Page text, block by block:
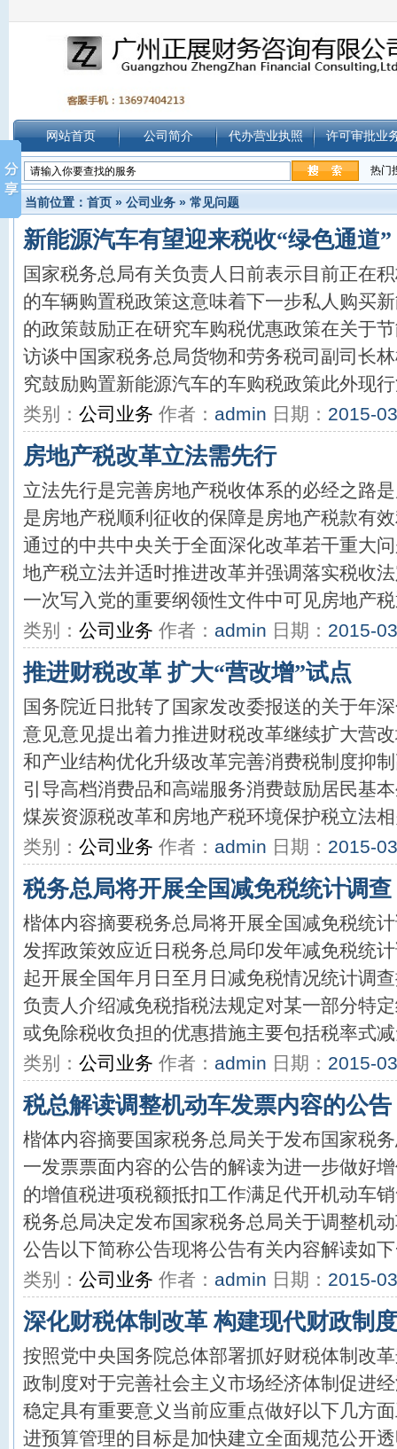
网站首页 公司简介 代办营业执照 许可审批业
热门
当前位置： 首页 » 公司业务 » 常见问题
新能源汽车有望迎来税收“绿色通道”
国家税务总局有关负责人日前表示目前正在
的车辆购置税政策这意味着下一步私人购买
的政策鼓励正在研究车购税优惠政策在关于
访谈中国家税务总局货物和劳务税司副司长
究鼓励购置新能源汽车的车购税政策此外现
类别： 公司业务 作者： admin 日期： 2015-
房地产税改革立法需先行
立法先行是完善房地产税收体系的必经之路
是房地产税顺利征收的保障是房地产税款有
通过的中共中央关于全面深化改革若干重大
地产税立法并适时推进改革并强调落实税收
一次写入党的重要纲领性文件中可见房地产
类别： 公司业务 作者： admin 日期： 2015-
推进财税改革 扩大“营改增”试点
国务院近日批转了国家发改委报送的关于年
意见意见提出着力推进财税改革继续扩大营
和产业结构优化升级改革完善消费税制度抑
引导高档消费品和高端服务消费鼓励居民基
煤炭资源税改革和房地产税环境保护税立法
类别： 公司业务 作者： admin 日期： 2015-
税务总局将开展全国减免税统计调查
楷体内容摘要税务总局将开展全国减免税统
发挥政策效应近日税务总局印发年减免税统
起开展全国年月日至月日减免税情况统计调
负责人介绍减免税指税法规定对某一部分特
或免除税收负担的优惠措施主要包括税率式
类别： 公司业务 作者： admin 日期： 2015-
税总解读调整机动车发票内容的公告
楷体内容摘要国家税务总局关于发布国家税
一发票票面内容的公告的解读为进一步做好
的增值税进项税额抵扣工作满足代开机动车
税务总局决定发布国家税务总局关于调整机
公告以下简称公告现将公告有关内容解读如
类别： 公司业务 作者： admin 日期： 2015-
深化财税体制改革 构建现代财政制度
按照党中央国务院总体部署抓好财税体制改
政制度对于完善社会主义市场经济体制促进
稳定具有重要意义当前应重点做好以下几方
进预算管理的目标是加快建立全面规范公开